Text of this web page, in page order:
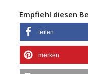
Empfiehl diesen
teilen
merken